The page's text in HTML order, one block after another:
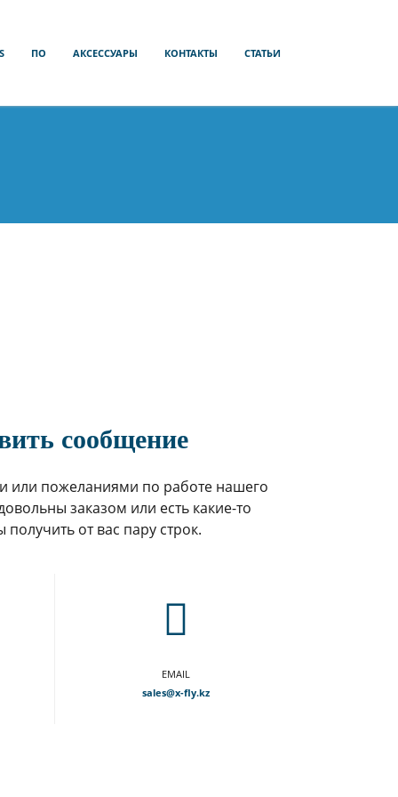
ПО АКСЕССУАРЫ КОНТАКТЫ СТАТЬИ
сообщение
или пожеланиями по работе нашего
заказом или есть какие-то
от вас пару строк.
EMAIL
sales@x-fly.kz